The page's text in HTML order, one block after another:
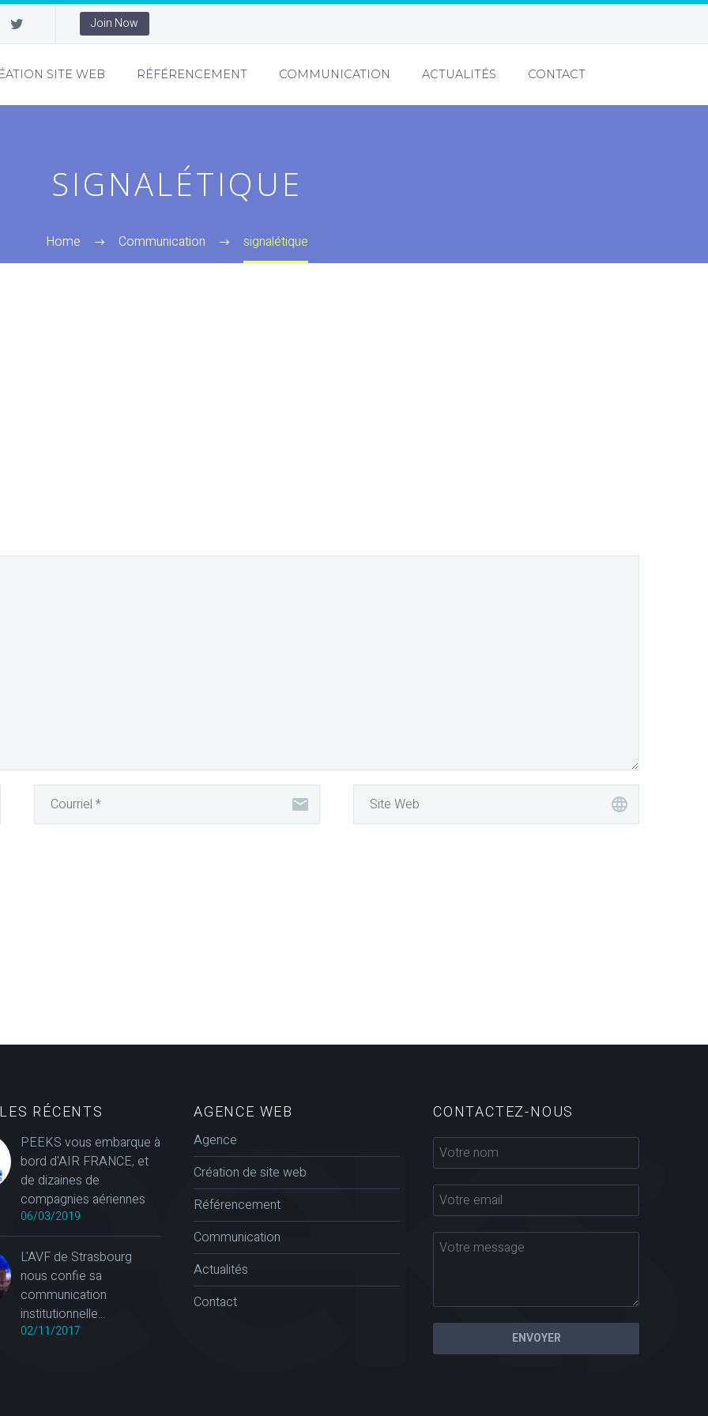
Join Now
SITE WEB RÉFÉRENCEMENT COMMUNICATION ACTUALITÉS CONTACT
SIGNALÉTIQUE
Home Communication signalétique
RÉCENTS
PEEKS vous embarque à
bord d'AIR FRANCE, et
de dizaines de
compagnies aériennes
06/03/2019
L'AVF de Strasbourg
nous confie sa
communication
institutionnelle...
02/11/2017
AGENCE WEB
Agence
Création de site web
Référencement
Communication
Actualités
Contact
CONTACTEZ-NOUS